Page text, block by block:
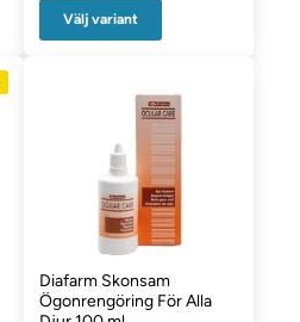
Välj variant
Diafarm Skonsam
Ögonrengöring För Alla